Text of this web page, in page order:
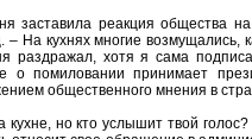
реакция общества
На кухнях многие возмущались,
раздражал, хотя я сама
о помиловании принимает
общественного мнения в
но кто услышит твой